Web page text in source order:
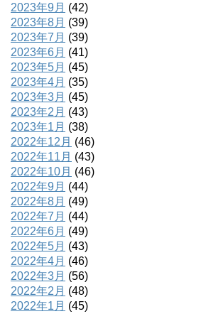
2023年9月 (42)
2023年8月 (39)
2023年7月 (39)
2023年6月 (41)
2023年5月 (45)
2023年4月 (35)
2023年3月 (45)
2023年2月 (43)
2023年1月 (38)
2022年12月 (46)
2022年11月 (43)
2022年10月 (46)
2022年9月 (44)
2022年8月 (49)
2022年7月 (44)
2022年6月 (49)
2022年5月 (43)
2022年4月 (46)
2022年3月 (56)
2022年2月 (48)
2022年1月 (45)